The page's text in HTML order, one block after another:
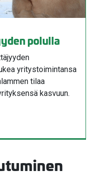
polulla
yritystoimintansa
tilaa
kasvuun.